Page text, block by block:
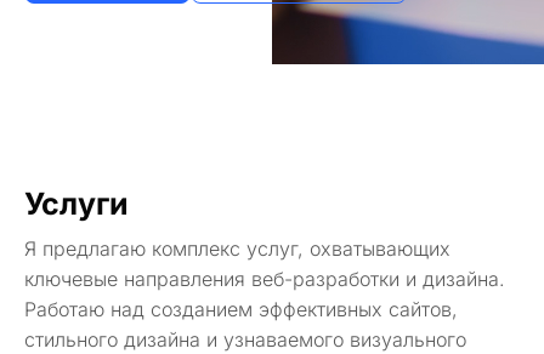
Услуги
Я предлагаю комплекс услуг, охватывающих
ключевые направления веб-разработки и дизайна.
Работаю над созданием эффективных сайтов,
стильного дизайна и узнаваемого визуального